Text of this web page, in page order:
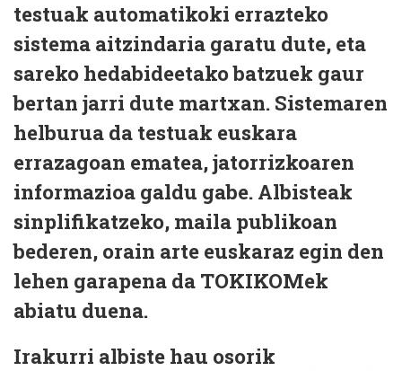
testuak automatikoki errazteko
sistema aitzindaria garatu dute, eta
sareko hedabideetako batzuek gaur
bertan jarri dute martxan. Sistemaren
helburua da testuak euskara
errazagoan ematea, jatorrizkoaren
informazioa galdu gabe. Albisteak
sinplifikatzeko, maila publikoan
bederen, orain arte euskaraz egin den
lehen garapena da TOKIKOMek
abiatu duena.
Irakurri albiste hau osorik